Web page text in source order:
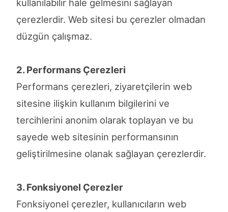
kullanılabilir hale gelmesini sağlayan
çerezlerdir. Web sitesi bu çerezler olmadan
düzgün çalışmaz.
2. Performans Çerezleri
Performans çerezleri, ziyaretçilerin web
sitesine ilişkin kullanım bilgilerini ve
tercihlerini anonim olarak toplayan ve bu
sayede web sitesinin performansının
geliştirilmesine olanak sağlayan çerezlerdir.
3. Fonksiyonel Çerezler
Fonksiyonel çerezler, kullanıcıların web